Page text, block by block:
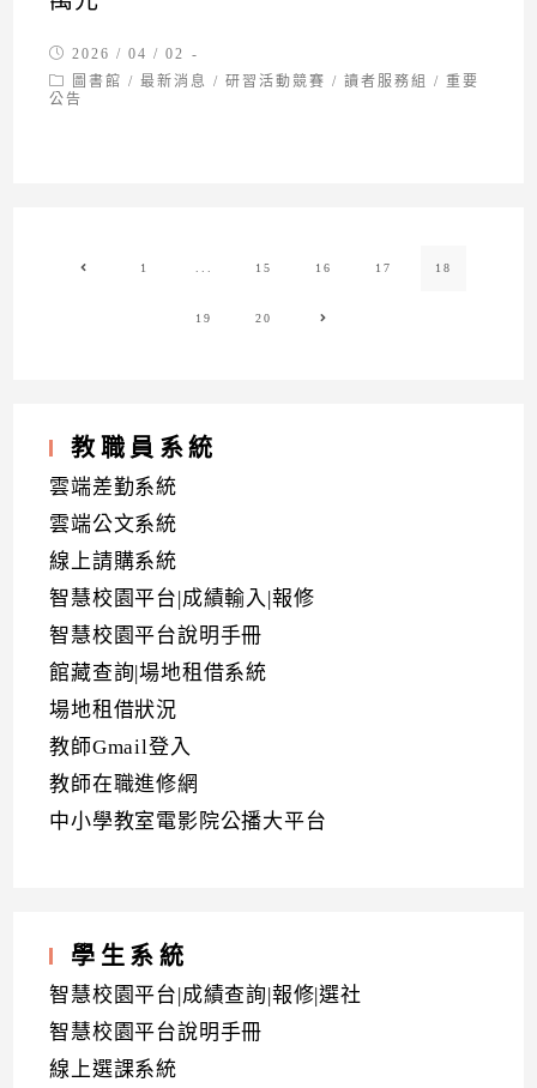
Post
published:
2026 / 04 / 02
Post
category:
圖書館 / 最新消息 / 研習活動競賽 / 讀者服務組 / 重要
公告
Go to the previous page
1 15 16 17 18
19 20 Go to the next page
教職員系統
雲端差勤系統
雲端公文系統
線上請購系統
智慧校園平台|成績輸入|報修
智慧校園平台說明手冊
館藏查詢|場地租借系統
場地租借狀況
教師Gmail登入
教師在職進修網
中小學教室電影院公播大平台
學生系統
智慧校園平台|成績查詢|報修|選社
智慧校園平台說明手冊
線上選課系統